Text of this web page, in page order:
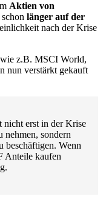
Aktien von
länger auf der
nach der Krise
wie z.B. MSCI World,
nun verstärkt gekauft
nicht erst in der Krise
nehmen, sondern
beschäftigen. Wenn
Anteile kaufen